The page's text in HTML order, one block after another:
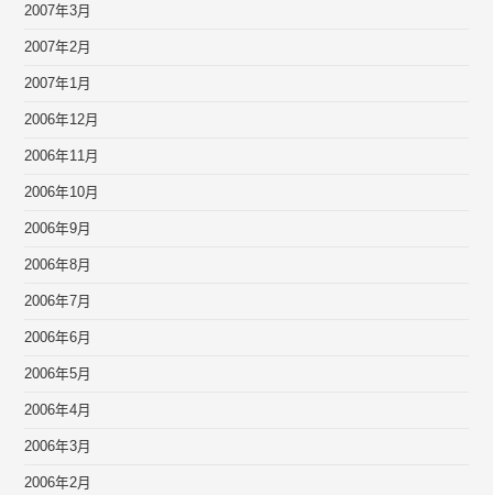
2007年3月
2007年2月
2007年1月
2006年12月
2006年11月
2006年10月
2006年9月
2006年8月
2006年7月
2006年6月
2006年5月
2006年4月
2006年3月
2006年2月